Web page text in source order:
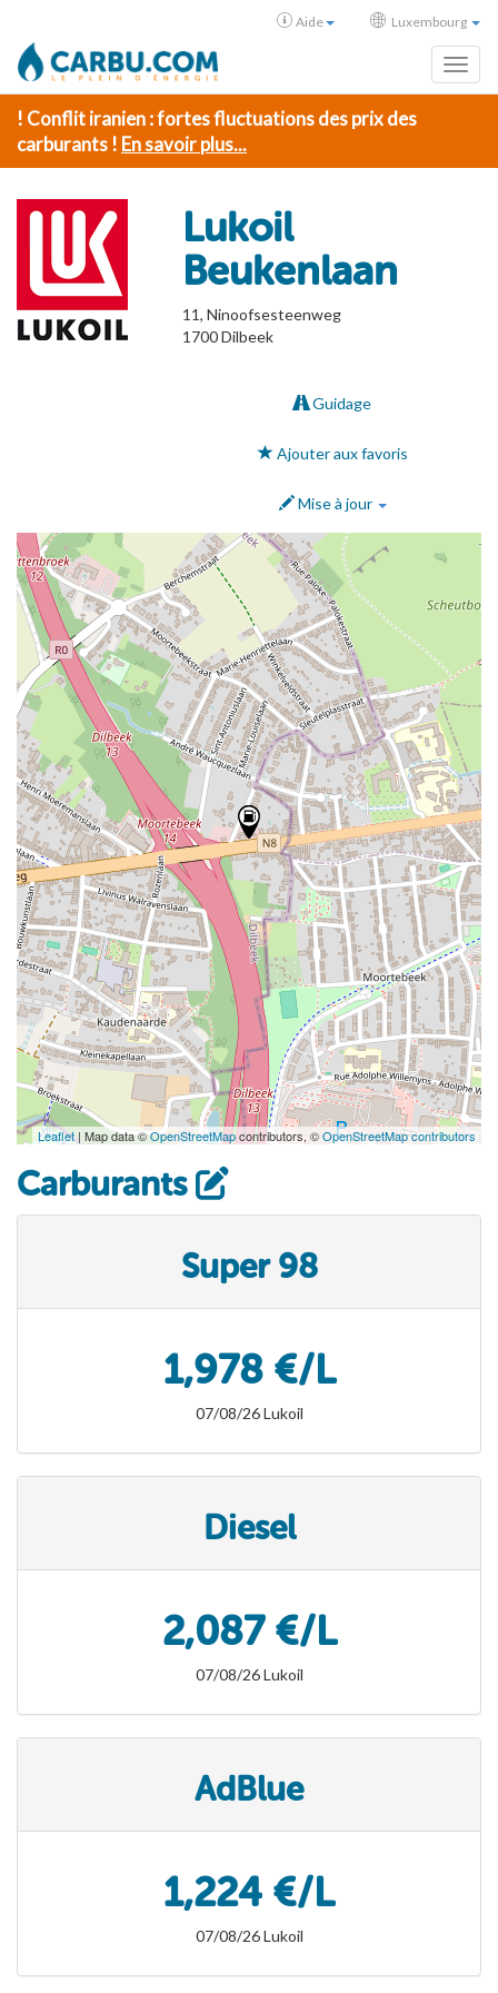
Aide Luxembourg
! Conflit iranien : fortes fluctuations des prix des
carburants ! En savoir plus...
Lukoil
Beukenlaan
11, Ninoofsesteenweg
1700Dilbeek
Guidage
Ajouter aux favoris
Mise à jour
Leaflet | Map data ©OpenStreetMapcontributors, ©OpenStreetMap contributors
Carburants
Super 98
1,978 €/L
07/08/26 Lukoil
Diesel
2,087 €/L
07/08/26 Lukoil
AdBlue
1,224 €/L
07/08/26 Lukoil